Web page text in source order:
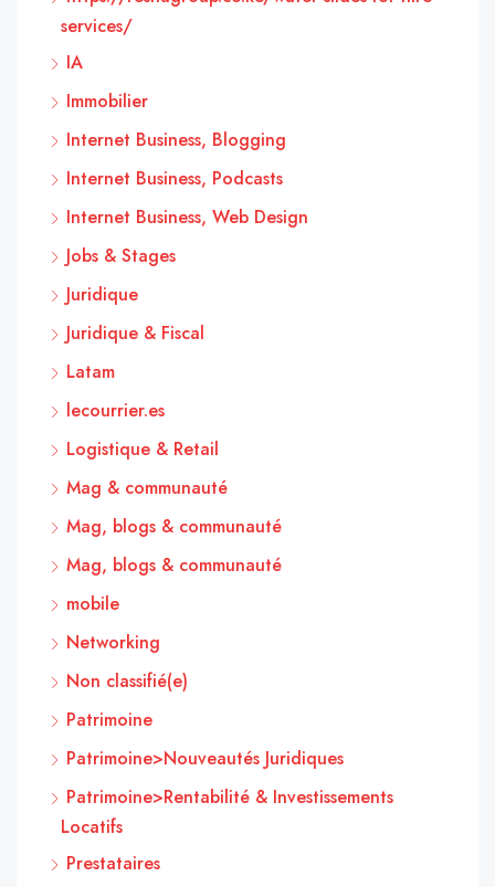
services/
IA
Immobilier
Internet Business, Blogging
Internet Business, Podcasts
Internet Business, Web Design
Jobs & Stages
Juridique
Juridique & Fiscal
Latam
lecourrier.es
Logistique & Retail
Mag & communauté
Mag, blogs & communauté
Mag, blogs & communauté
mobile
Networking
Non classifié(e)
Patrimoine
Patrimoine>Nouveautés Juridiques
Patrimoine>Rentabilité & Investissements
Locatifs
Prestataires